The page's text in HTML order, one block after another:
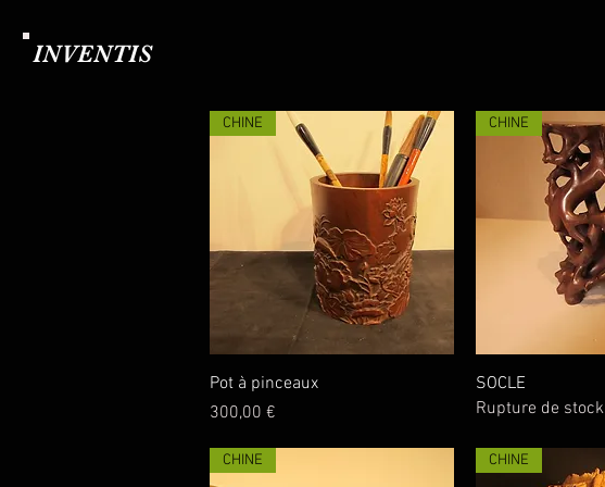
INVENTIS
Aperçu rapide
CHINE
Pot à pinceaux
Prix
300,00 €
CHINE
SOCLE
Rupture de stock
CHINE CHINE